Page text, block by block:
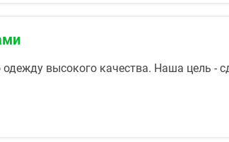
высокого качества. Наша цель -